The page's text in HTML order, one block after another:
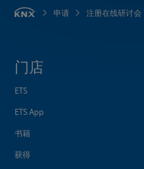
申请 注册在线研讨会
门店
ETS
ETS App
书籍
获得